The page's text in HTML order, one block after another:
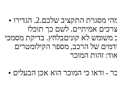
• ראשית,מה מתאים לנו:1.החליטו מהי מסגרת התקציב שלכם.2. הגדירו
אמיתיים. לשם כך תוכלו
לא קוניםבלחץ. בדיקת מסמכי
של הרכב, מספר הקילומטרים
• בקשו לעיין בתעודת זהות של המוכר - ודאו כי המוכר הוא אכן הבעלים